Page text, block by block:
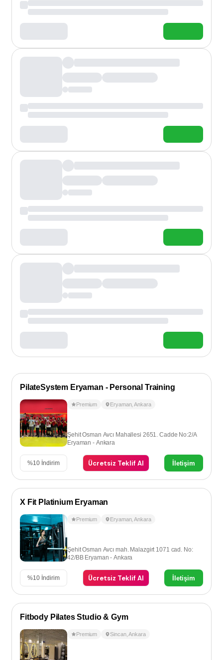
PilateSystem Eryaman - Personal Training
Premium Eryaman,Ankara
Şehit Osman Avcı Mahallesi 2651. Cadde No:2/A
Eryaman - Ankara
%10 İndirim Ücretsiz Teklif Al İletişim
X Fit Platinium Eryaman
Premium Eryaman,Ankara
Şehit Osman Avcı mah. Malazgirt 1071 cad. No:
42/BB Eryaman - Ankara
%10 İndirim Ücretsiz Teklif Al İletişim
Fitbody Pilates Studio & Gym
Premium Sincan,Ankara